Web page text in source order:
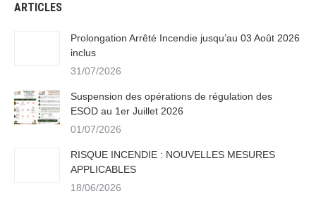
ARTICLES
Prolongation Arrêté Incendie jusqu’au 03 Août 2026
inclus
31/07/2026
Suspension des opérations de régulation des
ESOD au 1er Juillet 2026
01/07/2026
RISQUE INCENDIE : NOUVELLES MESURES
APPLICABLES
18/06/2026